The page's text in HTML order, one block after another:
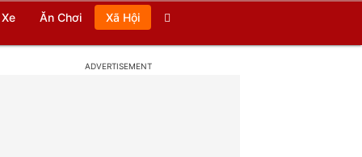
Xe Ăn Chơi Xã Hội